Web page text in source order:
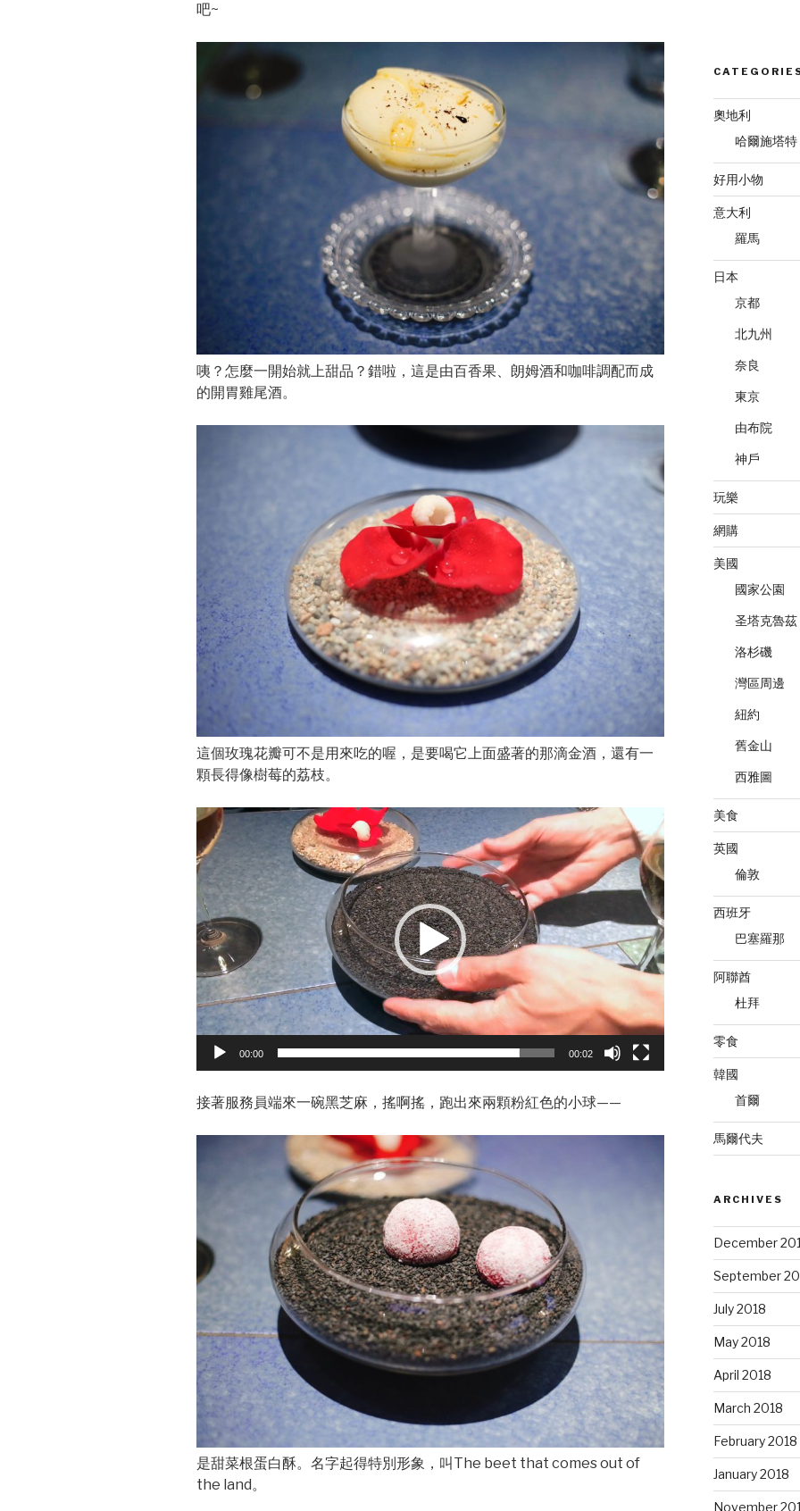
吧~
咦？怎麼一開始就上甜品？錯啦，這是由百香果、朗姆酒和咖啡調配而成
的開胃雞尾酒。
這個玫瑰花瓣可不是用來吃的喔，是要喝它上面盛著的那滴金酒，還有一
顆長得像樹莓的荔枝。
Video
Player
00:00 00:02
接著服務員端來一碗黑芝麻，搖啊搖，跑出來兩顆粉紅色的小球——
是甜菜根蛋白酥。名字起得特別形象，叫The beet that comes out of
the land。
奧地利
哈爾施塔特
好用小物
意大利
羅馬
日本
京都
北九州
奈良
東京
由布院
神戶
玩樂
網購
美國
國家公園
圣塔克魯茲
洛杉磯
灣區周邊
紐約
舊金山
西雅圖
美食
英國
倫敦
西班牙
巴塞羅那
阿聯酋
杜拜
零食
韓國
首爾
馬爾代夫
ARCHIVES
December
September
July 2018
May 2018
April 2018
March 2018
February 2018
January 2018
November